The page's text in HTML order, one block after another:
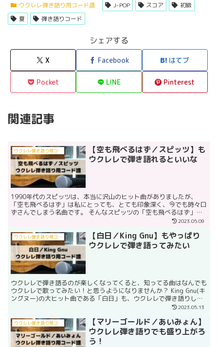
ウクレレ弾き語り用コード譜 J-POP スコア
初級
夏
弾き語りコード
シェアする
X Facebook はてブ
Pocket LINE Pinterest
関連記事
ウクレレ弾き語り用コード譜
【空も飛べるはず／スピッツ】も
ウクレレで弾き語れるといいな
1990年代のスピッツは、本当に沢山のヒット曲がありましたが、
「空も飛べるはず」は私にとっても、とても印象深く、今でも時々口
ずさんでしまう名曲です。 そんなスピッツの「空も飛べるはず」
を、ウクレレを弾きながら歌えるといいなぁと思い、楽譜スト...
2023.05.09
ウクレレ弾き語り用コード譜
【白日／King Gnu】もやっぱり
ウクレレで弾き語ってみたい
ウクレレで弾き語るのが楽しくなってくると、知ってる曲はなんでも
ウクレレで歌ってみたい！と思うようになりませんか？ King Gnu(キ
ングヌー)の大ヒット曲である「白日」も、ウクレレで弾き語りして
2023.05.13
ウクレレ弾き語り用コード譜
【マリーゴールド／あいみょん】
ウクレレ弾き語りでも盛り上がろ
う！